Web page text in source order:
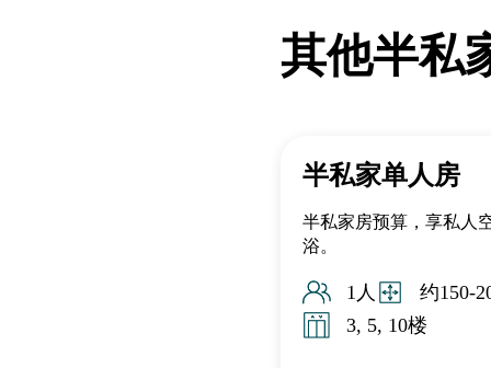
其他半私
半私家单人房
半私家房预算，享私人
浴。
1人
约150-
3, 5, 10楼